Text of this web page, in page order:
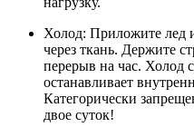
Холод: Приложите лед
через ткань. Держите
перерыв на час. Холод
останавливает
Категорически
двое суток!